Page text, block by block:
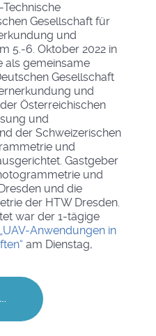
Technische
Gesellschaft für
und
5.-6. Oktober 2022 in
als gemeinsame
Gesellschaft
und
Österreichischen
und
der Schweizerischen
und
Gastgeber
und
und die
der HTW Dresden.
war der 1-tägige
Anwendungen in
am Dienstag,